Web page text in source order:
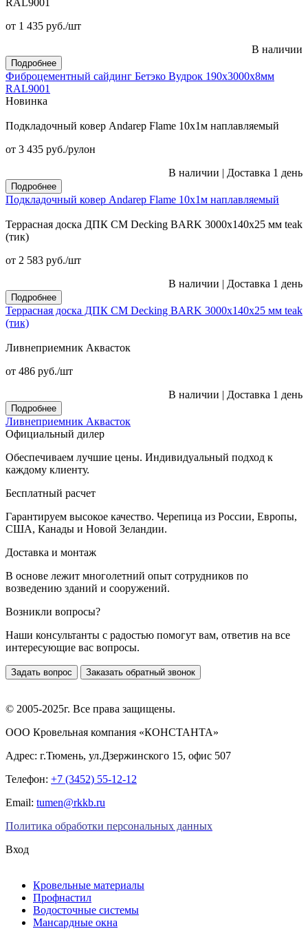
от 1 435 руб./шт
В наличии
Подробнее
Фиброцементный сайдинг Бетэко Вудрок 190х3000х8мм
RAL9001
Новинка
Подкладочный ковер Andarep Flame 10х1м наплавляемый
от 3 435 руб./рулон
В наличии | Доставка 1 день
Подробнее
Подкладочный ковер Andarep Flame 10х1м наплавляемый
Террасная доска ДПК CM Decking BARK 3000х140х25 мм teak
(тик)
от 2 583 руб./шт
В наличии | Доставка 1 день
Подробнее
Террасная доска ДПК CM Decking BARK 3000х140х25 мм teak
(тик)
Ливнеприемник Аквасток
от 486 руб./шт
В наличии | Доставка 1 день
Подробнее
Ливнеприемник Аквасток
Официальный дилер
Обеспечиваем лучшие цены. Индивидуальный подход к
каждому клиенту.
Бесплатный расчет
Гарантируем высокое качество. Черепица из России, Европы,
США, Канады и Новой Зеландии.
Доставка и монтаж
В основе лежит многолетний опыт сотрудников по
возведению зданий и сооружений.
Возникли вопросы?
Наши консультанты с радостью помогут вам, ответив на все
интересующие вас вопросы.
Задать вопрос Заказать обратный звонок
© 2005-2025г. Все права защищены.
ООО Кровельная компания «КОНСТАНТА»
Адрес: г.Тюмень, ул.Дзержинского 15, офис 507
Телефон: +7 (3452) 55-12-12
Email: tumen@rkkb.ru
Политика обработки персональных данных
Вход
Кровельные материалы
Профнастил
Водосточные системы
Мансардные окна